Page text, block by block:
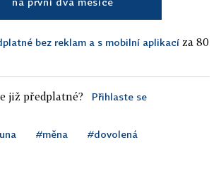
bez reklam a s mobilní aplikací za 80
již předplatné? Přihlaste se
#měna #dovolená